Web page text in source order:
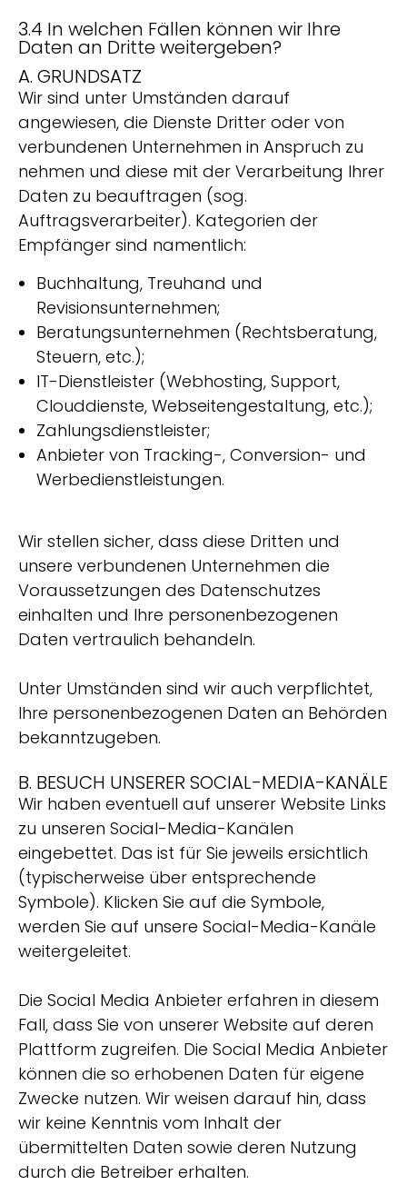
3.4 In welchen Fällen können wir Ihre
Daten an Dritte weitergeben?
A. GRUNDSATZ
Wir sind unter Umständen darauf
angewiesen, die Dienste Dritter oder von
verbundenen Unternehmen in Anspruch zu
nehmen und diese mit der Verarbeitung Ihrer
Daten zu beauftragen (sog.
Auftragsverarbeiter). Kategorien der
Empfänger sind namentlich:
Buchhaltung, Treuhand und
Revisionsunternehmen;
Beratungsunternehmen (Rechtsberatung,
Steuern, etc.);
IT-Dienstleister (Webhosting, Support,
Clouddienste, Webseitengestaltung, etc.);
Zahlungsdienstleister;
Anbieter von Tracking-, Conversion- und
Werbedienstleistungen.
Wir stellen sicher, dass diese Dritten und
unsere verbundenen Unternehmen die
Voraussetzungen des Datenschutzes
einhalten und Ihre personenbezogenen
Daten vertraulich behandeln.
Unter Umständen sind wir auch verpflichtet,
Ihre personenbezogenen Daten an Behörden
bekanntzugeben.
B. BESUCH UNSERER SOCIAL-MEDIA-KANÄLE
Wir haben eventuell auf unserer Website Links
zu unseren Social-Media-Kanälen
eingebettet. Das ist für Sie jeweils ersichtlich
(typischerweise über entsprechende
Symbole). Klicken Sie auf die Symbole,
werden Sie auf unsere Social-Media-Kanäle
weitergeleitet.
Die Social Media Anbieter erfahren in diesem
Fall, dass Sie von unserer Website auf deren
Plattform zugreifen. Die Social Media Anbieter
können die so erhobenen Daten für eigene
Zwecke nutzen. Wir weisen darauf hin, dass
wir keine Kenntnis vom Inhalt der
übermittelten Daten sowie deren Nutzung
durch die Betreiber erhalten.